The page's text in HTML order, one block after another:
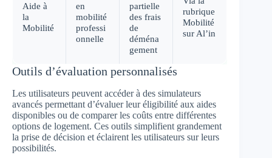
Aide à
la
Mobilité
en
mobilité
professi
onnelle
partielle
des frais
de
déména
gement
rubrique
Mobilité
sur Al’in
Outils d’évaluation personnalisés
Les utilisateurs peuvent accéder à des simulateurs
avancés permettant d’évaluer leur éligibilité aux aides
disponibles ou de comparer les coûts entre différentes
options de logement. Ces outils simplifient grandement
la prise de décision et éclairent les utilisateurs sur leurs
possibilités.